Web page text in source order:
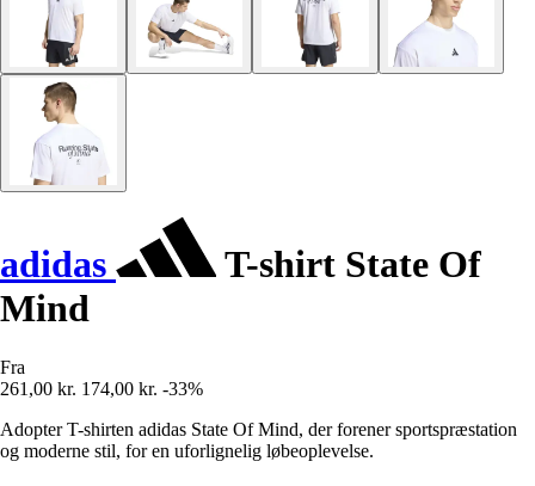
adidas
T-shirt State Of
Mind
Fra
261,00 kr. 174,00 kr. -33%
Adopter T-shirten adidas State Of Mind, der forener sportspræstation
og moderne stil, for en uforlignelig løbeoplevelse.